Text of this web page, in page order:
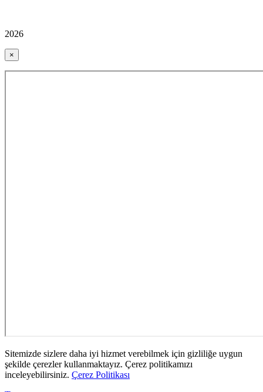
2026
×
Sitemizde sizlere daha iyi hizmet verebilmek için gizliliğe uygun
şekilde çerezler kullanmaktayız. Çerez politikamızı
inceleyebilirsiniz. Çerez Politikası